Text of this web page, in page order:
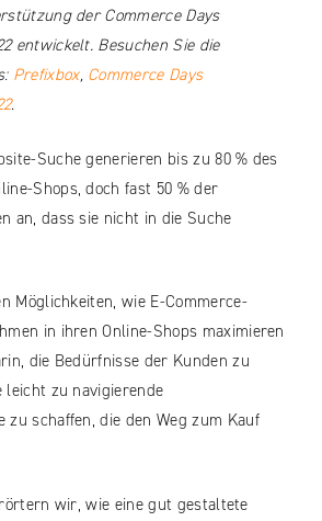
der Commerce Days
entwickelt. Besuchen Sie die
Prefixbox, Commerce Days
.
Suche generieren bis zu 80 % des
Shops, doch fast 50 % der
an, dass sie nicht in die Suche
Möglichkeiten, wie E-Commerce-
in ihren Online-Shops maximieren
die Bedürfnisse der Kunden zu
leicht zu navigierende
zu schaffen, die den Weg zum Kauf
wir, wie eine gut gestaltete